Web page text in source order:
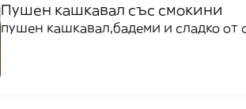
Пушен кашкавал със смокини
пушен кашкавал,бадеми и сладко от